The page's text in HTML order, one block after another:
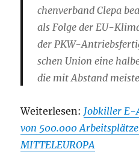
chen­ver­band Clepa
als Folge der EU-
der PKW-
schen Union eine
die mit Abstand
Weiterlesen: Jobkiller E-
von 500.000
MITTELEUROPA